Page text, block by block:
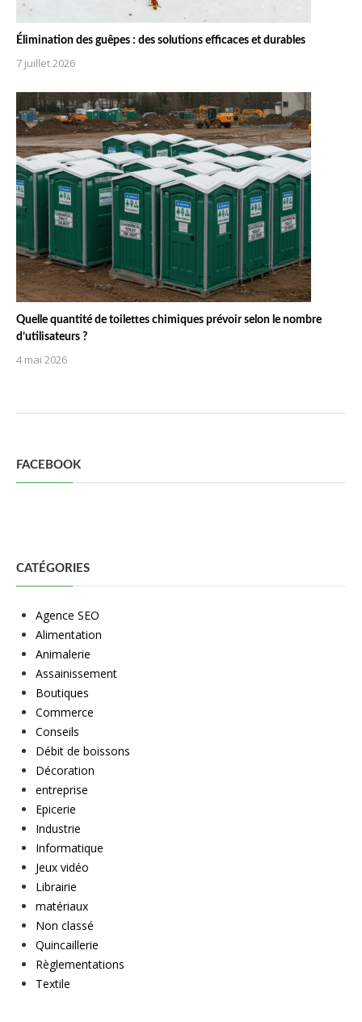
Élimination des guêpes : des solutions efficaces et durables
7 juillet 2026
Quelle quantité de toilettes chimiques prévoir selon le nombre
d’utilisateurs ?
4 mai 2026
FACEBOOK
CATÉGORIES
Agence SEO
Alimentation
Animalerie
Assainissement
Boutiques
Commerce
Conseils
Débit de boissons
Décoration
entreprise
Epicerie
Industrie
Informatique
Jeux vidéo
Librairie
matériaux
Non classé
Quincaillerie
Règlementations
Textile